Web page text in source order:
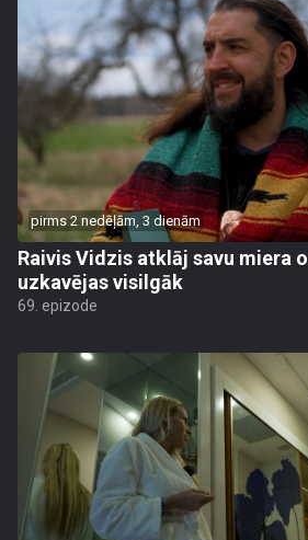
pirms 2 nedēļām, 3 dienām
Raivis Vidzis atklāj savu miera
uzkavējas visilgāk
69. epizode